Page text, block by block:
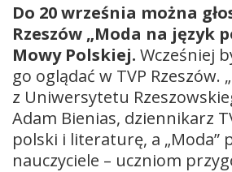
Do 20 września można
Rzeszów „Moda na język
Mowy Polskiej. Wcześniej
go oglądać w TVP
z Uniwersytetu
Adam Bienias, dziennikarz
polski i literaturę, a „Moda”
nauczyciele – uczniom